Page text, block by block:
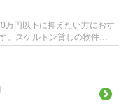
万円以下に抑えたい方におす
。スケルトン貸しの物件な